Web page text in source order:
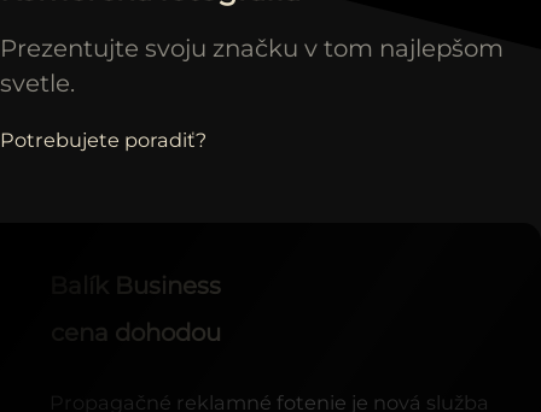
Prezentujte svoju značku v tom najlepšom
svetle.
Potrebujete poradiť?
Balík Business
cena dohodou
Propagačné reklamné fotenie je nová služba